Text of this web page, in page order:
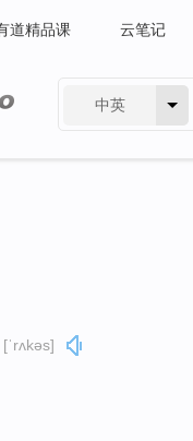
道精品课 云笔记
中英
[ˈrʌkəs]